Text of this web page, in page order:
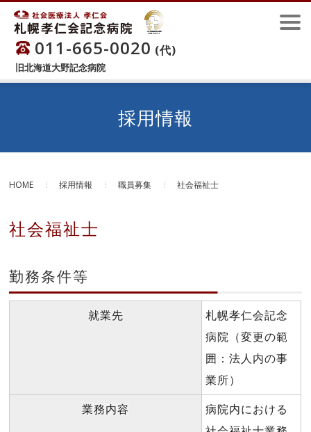
011-665-0020 (代)
旧北海道大野記念病院
採用情報
HOME 採用情報 職員募集 社会福祉士
社会福祉士
勤務条件等
就業先
札幌孝仁会記念
病院（変更の範
囲：法人内の事
業所）
業務内容
病院内における